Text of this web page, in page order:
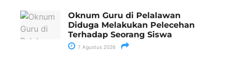
Oknum Guru di Pelalawan
Diduga Melakukan Pelecehan
Terhadap Seorang Siswa
7 Agustus 2026